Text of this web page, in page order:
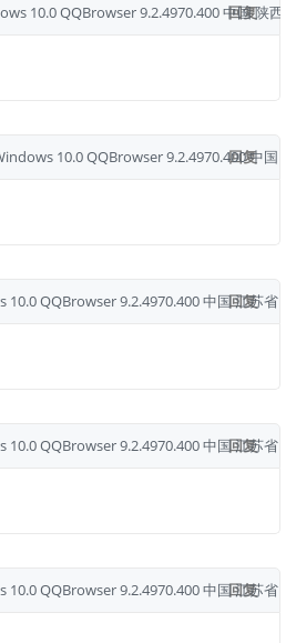
回复
10.0QQBrowser 9.2.4970.400中国 陕
回复
10.0QQBrowser 9.2.4970.400中国
回复
10.0QQBrowser 9.2.4970.400中国 江苏省
回复
10.0QQBrowser 9.2.4970.400中国 江苏省
回复
10.0QQBrowser 9.2.4970.400中国 江苏省